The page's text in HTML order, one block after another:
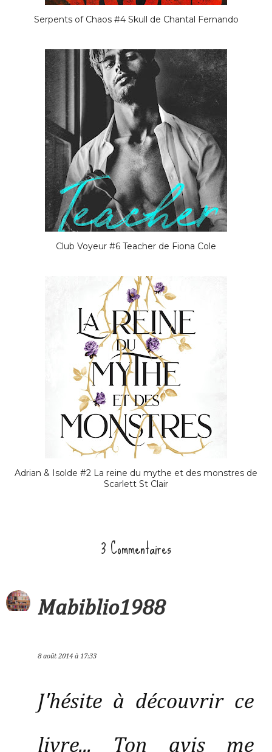
Serpents of Chaos #4 Skull de Chantal Fernando
Club Voyeur #6 Teacher de Fiona Cole
Adrian & Isolde #2 La reine du mythe et des monstres de
Scarlett St Clair
3 Commentaires
Mabiblio1988
8 août 2014 à 17:33
J'hésite à découvrir ce
livre... Ton avis me